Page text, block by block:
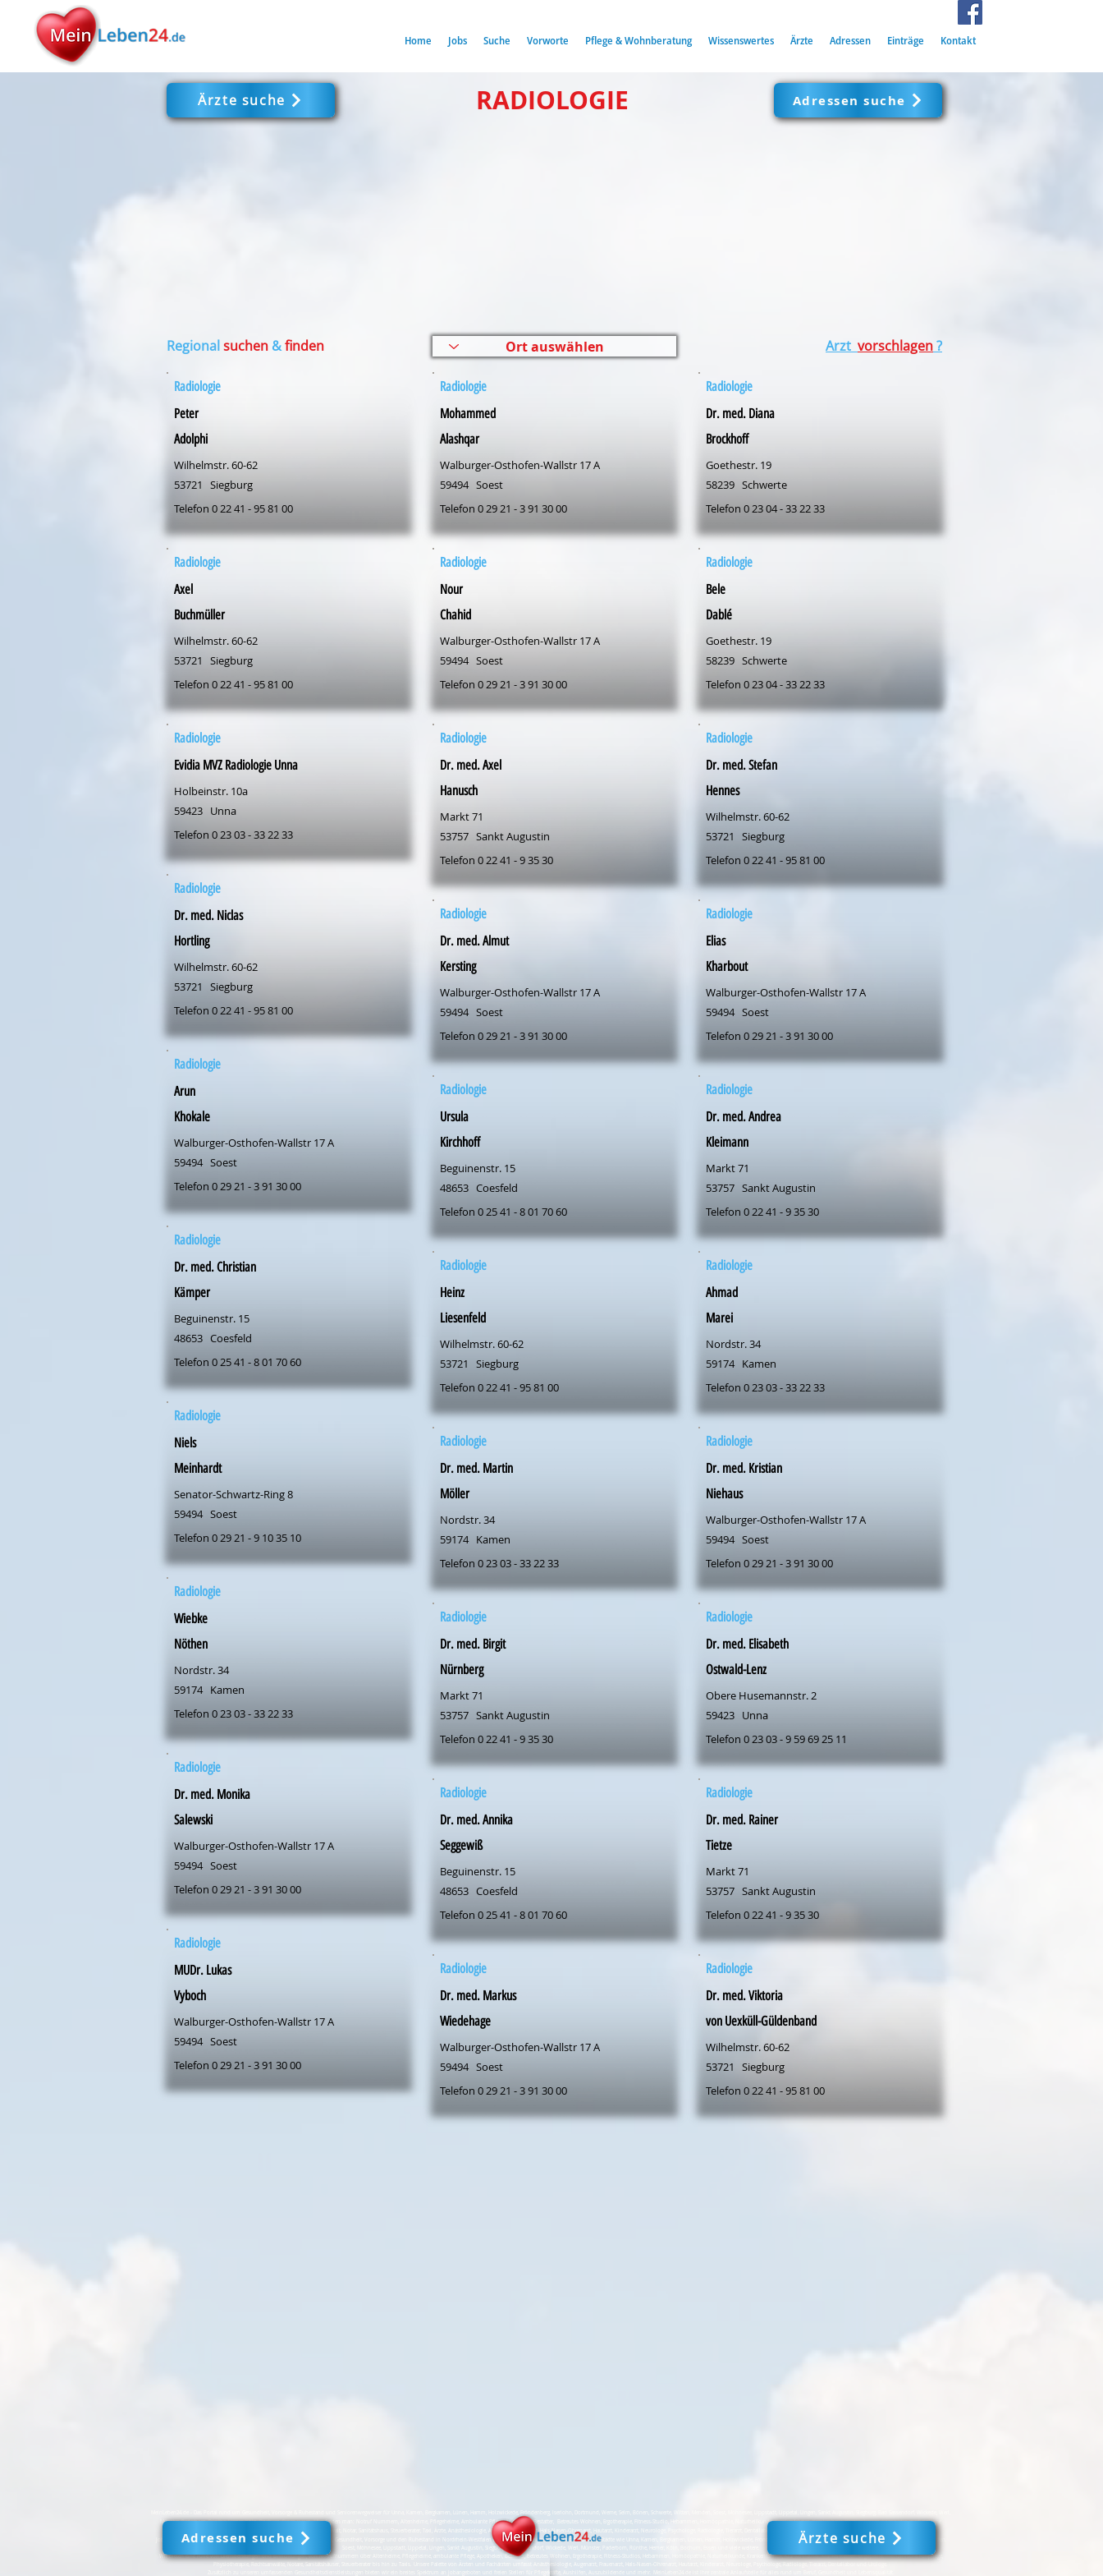
Home Jobs Suche Vorworte Pflege & Wohnberatung Wissenswertes Ärzte Adressen Einträge Kontakt
RADIOLOGIE Adressen suche
Ärzte suche
Regional suchen &finden Arzt vorschlagen?
Radiologie
Peter
Adolphi
Wilhelmstr. 60-62
53721
Siegburg
Telefon 0 22 41 - 95 81 00
Radiologie
Axel
Buchmüller
Wilhelmstr. 60-62
53721
Siegburg
Telefon 0 22 41 - 95 81 00
Radiologie
Evidia MVZ Radiologie Unna
Holbeinstr. 10a
59423 Unna
Telefon 0 23 03 - 33 22 33
Radiologie
Dr. med. Niclas
Hortling
Wilhelmstr. 60-62
53721
Siegburg
Telefon 0 22 41 - 95 81 00
Radiologie
Arun
Khokale
Walburger-Osthofen-Wallstr 17 A
59494 Soest
Telefon 0 29 21 - 3 91 30 00
Radiologie
Dr. med. Christian
Kämper
Beguinenstr. 15
48653 Coesfeld
Telefon 0 25 41 - 8 01 70 60
Radiologie
Niels
Meinhardt
Senator-Schwartz-Ring 8
59494 Soest
Telefon 0 29 21 - 9 10 35 10
Radiologie
Wiebke
Nöthen
Nordstr. 34
59174 Kamen
Telefon 0 23 03 - 33 22 33
Radiologie
Dr. med. Monika
Salewski
Walburger-Osthofen-Wallstr 17 A
59494 Soest
Telefon 0 29 21 - 3 91 30 00
Radiologie
MUDr. Lukas
Vyboch
Walburger-Osthofen-Wallstr 17 A
59494 Soest
Telefon 0 29 21 - 3 91 30 00
Radiologie
Mohammed
Alashqar
Walburger-Osthofen-Wallstr 17 A
59494 Soest
Telefon 0 29 21 - 3 91 30 00
Radiologie
Nour
Chahid
Walburger-Osthofen-Wallstr 17 A
59494 Soest
Telefon 0 29 21 - 3 91 30 00
Radiologie
Dr. med. Axel
Hanusch
Markt 71
53757 Sankt Augustin
Telefon 0 22 41 - 9 35 30
Radiologie
Dr. med. Almut
Kersting
Walburger-Osthofen-Wallstr 17 A
59494 Soest
Telefon 0 29 21 - 3 91 30 00
Radiologie
Ursula
Kirchhoff
Beguinenstr. 15
48653 Coesfeld
Telefon 0 25 41 - 8 01 70 60
Radiologie
Heinz
Liesenfeld
Wilhelmstr. 60-62
53721
Siegburg
Telefon 0 22 41 - 95 81 00
Radiologie
Dr. med. Martin
Möller
Nordstr. 34
59174 Kamen
Telefon 0 23 03 - 33 22 33
Radiologie
Dr. med. Birgit
Nürnberg
Markt 71
53757 Sankt Augustin
Telefon 0 22 41 - 9 35 30
Radiologie
Dr. med. Annika
Seggewiß
Beguinenstr. 15
48653 Coesfeld
Telefon 0 25 41 - 8 01 70 60
Radiologie
Dr. med. Markus
Wiedehage
Walburger-Osthofen-Wallstr 17 A
59494 Soest
Telefon 0 29 21 - 3 91 30 00
Radiologie
Dr. med. Diana
Brockhoff
Goethestr. 19
58239 Schwerte
Telefon 0 23 04 - 33 22 33
Radiologie
Bele
Dablé
Goethestr. 19
58239 Schwerte
Telefon 0 23 04 - 33 22 33
Radiologie
Dr. med. Stefan
Hennes
Wilhelmstr. 60-62
53721
Siegburg
Telefon 0 22 41 - 95 81 00
Radiologie
Elias
Kharbout
Walburger-Osthofen-Wallstr 17 A
59494 Soest
Telefon 0 29 21 - 3 91 30 00
Radiologie
Dr. med. Andrea
Kleimann
Markt 71
53757 Sankt Augustin
Telefon 0 22 41 - 9 35 30
Radiologie
Ahmad
Marei
Nordstr. 34
59174 Kamen
Telefon 0 23 03 - 33 22 33
Radiologie
Dr. med. Kristian
Niehaus
Walburger-Osthofen-Wallstr 17 A
59494 Soest
Telefon 0 29 21 - 3 91 30 00
Radiologie
Dr. med. Elisabeth
Ostwald-Lenz
Obere Husemannstr. 2
59423 Unna
Telefon 0 23 03 - 9 59 69 25 11
Radiologie
Dr. med. Rainer
Tietze
Markt 71
53757 Sankt Augustin
Telefon 0 22 41 - 9 35 30
Radiologie
Dr. med. Viktoria
von Uexküll-Güldenband
Wilhelmstr. 60-62
53721
Siegburg
Telefon 0 22 41 - 95 81 00
MeinLeben24.de - Das Portal rund um Gesundheit, Vorsorge & Ruhestand und Seniorenwegweiser für Unna, Kamen, Bergkamen, Lünen, Hamm, Holzwickede, Fröndenberg, Iserlohn, Dortmund, Werne, Selm, Bönen, Schwerte, Witten, Menden, Soest, Möhnesee, Lippstadt, Lippetal, Lingen, Sankt Augustin, Siegburg, Bad Sassendorf, Wickede, Werl,
Münster, Paderborn, Rünthe, Hemer, Köln, Bochum, Essen u.v.m. Hier finden man: Notruf Nummern, Altenheime, Pflegeheime, Ambulante Pflege, Apotheken, Bestatter, Betreutes Wohnen, Ergotherapie, Fitness-Studio, Hebammen, Homöopathie, Naturheilkunde, Krankenfahrten, Krankenhaus, Krankenkassen, Logopädie, medizinische
Fusspflege, Physiotherapie, Rechtsanwalt, Notar, Sanitätshaus, Steuerberater, Taxi, Ärzte, Anästhesiologie, Augenarzt, Frauenarzt, Hals-Nasen-Ohrenarzt, Hautarzt, Kinderarzt, Neurologe, Psychologe, Radiologie, Tierarzt, Dentallabor, Zahnarzt, Urologe - Mein Leben 24 #
JobX24.nrw, jobX24.de und MeinLeben24.de sind führende Portale für Jobs, Gesundheit, Vorsorge und den Ruhestand in Nordrhein-Westfalen (NRW). Unsere Reichweite erstreckt sich über Städte wie Unna, Kamen, Bergkamen, Lünen, Hamm, Holzwickede, Fröndenberg, Iserlohn, Dortmund, Werne, Selm, Bönen, Schwerte, Witten, Menden,
Soest, Möhnesee, Lippstadt, Lippetal, Lingen, Sankt Augustin, Siegburg, Bad Sassendorf, Wickede, Werl, Münster, Paderborn, Rünthe, Hemer, Köln, Bochum, Essen und viele weitere.
Wir bieten eine Fülle von Dienstleistungen und Einrichtungen, von Notrufnummern über Altenheime, Pflegeheime, ambulante Pflege, Apotheken, Bestatter, betreutes Wohnen, Ergotherapie, Fitness-Studios, Hebammen, Homöopathie, Naturheilkunde, Krankenfahrten, Krankenhäuser, Krankenkassen, Logopädie, medizinische Fußpflege,
Physiotherapie, Rechtsanwälte, Notare, Sanitätshäuser, Steuerberater bis hin zu Taxis. Unsere Palette von Ärzten und Fachärzten umfasst Anästhesiologie, Augenarzt, Frauenarzt, Hals-Nasen-Ohrenarzt, Hautarzt, Kinderarzt, Neurologe, Psychologe, Radiologe, Tierarzt, Dentallabor und Urologe.
Zusätzlich zu unseren umfassenden Gesundheitsdienstleistungen bieten wir ein breites Spektrum an Jobangeboten und freien Stellen für Pflegekräfte, Aushilfen, Auszubildende und mehr. MeinLeben24.de ist Ihre zentrale Anlaufstelle für alles rund um Beruf, Gesundheit und Lebensqualität.
Adressen suche Ärzte suche